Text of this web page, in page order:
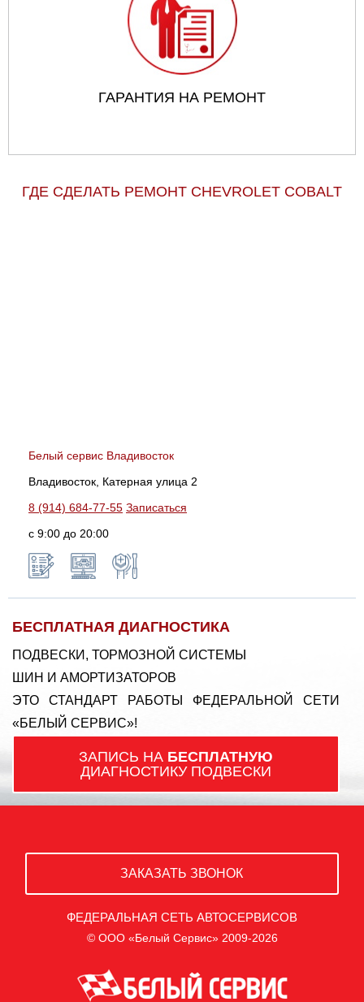
ГАРАНТИЯ НА РЕМОНТ
ГДЕ СДЕЛАТЬ РЕМОНТ CHEVROLET COBALT
Белый сервис Владивосток
Владивосток, Катерная улица 2
8 (914) 684-77-55 Записаться
с 9:00 до 20:00
БЕСПЛАТНАЯ ДИАГНОСТИКА
ПОДВЕСКИ, ТОРМОЗНОЙ СИСТЕМЫ
ШИН И АМОРТИЗАТОРОВ
ЭТО СТАНДАРТ РАБОТЫ ФЕДЕРАЛЬНОЙ СЕТИ
«БЕЛЫЙ СЕРВИС»!
ЗАПИСЬ НА БЕСПЛАТНУЮ
ДИАГНОСТИКУ ПОДВЕСКИ
ЗАКАЗАТЬ ЗВОНОК
ФЕДЕРАЛЬНАЯ СЕТЬ АВТОСЕРВИСОВ
© ООО «Белый Сервис» 2009-2026